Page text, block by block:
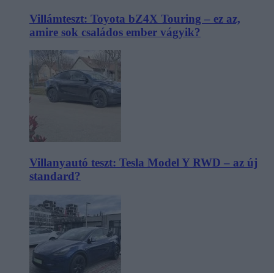
Villámteszt: Toyota bZ4X Touring – ez az,
amire sok családos ember vágyik?
Villanyautó teszt: Tesla Model Y RWD – az új
standard?